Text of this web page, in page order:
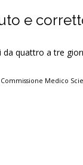
e
quattro a tre
Commissione Medico